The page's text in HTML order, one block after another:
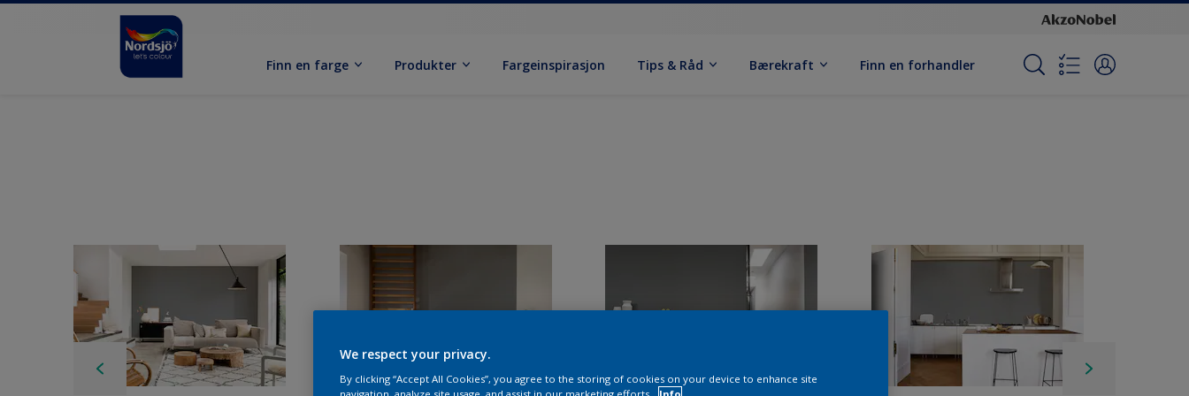
Finn en farge Produkter Fargeinspirasjon Tips & Råd Bærekraft Finn en forhandler
We respect your privacy.
By clicking “Accept All Cookies”, you agree to the storing of cookies on your device to enhance site